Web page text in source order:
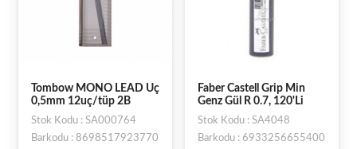
Tombow MONO LEAD Uç
0,5mm 12uç/tüp 2B
Stok Kodu : SA000764
Barkodu : 8698517923770
Faber Castell Grip Min
Genz Gül R 0.7, 120'Li
Stok Kodu : SA4048
Barkodu : 6933256655400